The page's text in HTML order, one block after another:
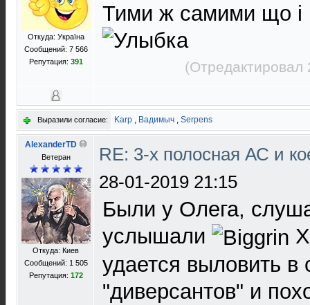
Откуда: Україна
Сообщений: 7 566
Репутация: 391
Тими ж самими що і
Выразили согласие: Karp , Вадимыч , Serpens
AlexanderTD
Ветеран
Откуда: Киев
Сообщений: 1 505
Репутация: 172
RE: 3-х полосная АС и
28-01-2019 21:15
Были у Олега,
услышали
удается выловить в
"диверсантов" и